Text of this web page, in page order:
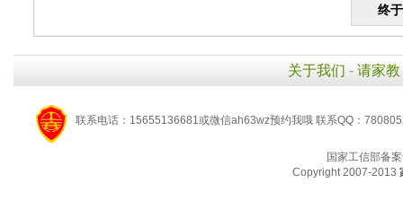
关于我们 - 请家教
联系电话：15655136681或微信ah63wz预约我哦 联系QQ：
国家工信部备
Copyright 2007-2013